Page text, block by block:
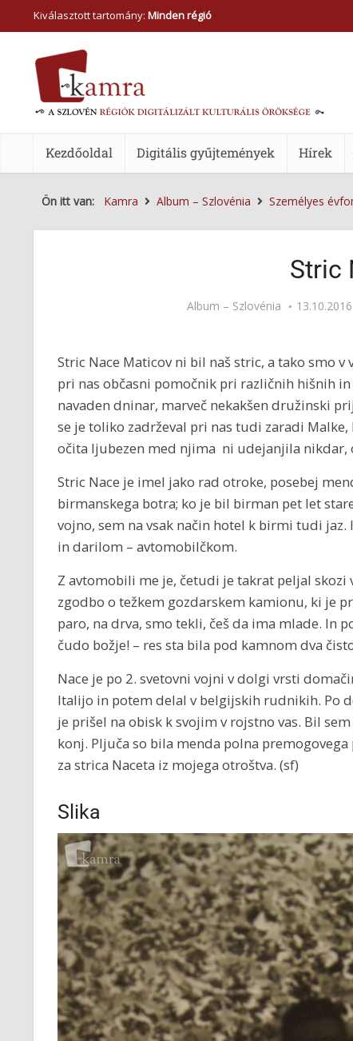
Kiválasztott tartomány: Minden régió
Kezdőoldal Digitális gyűjtemények Hírek
Ön itt van: Kamra Album – Szlovénia Személyes
Stric
Album – Szlovénia
Stric Nace Maticov ni bil naš stric, a tako smo
pri nas občasni pomočnik pri različnih hišnih
navaden dninar, marveč nekakšen družinski
se je toliko zadrževal pri nas tudi zaradi
očita ljubezen med njima ni udejanjila nikdar,
Stric Nace je imel jako rad otroke, posebej
birmanskega botra; ko je bil birman pet let
vojno, sem na vsak način hotel k birmi tudi
in darilom – avtomobilčkom.
Z avtomobili me je, četudi je takrat peljal skozi
zgodbo o težkem gozdarskem kamionu, ki je
paro, na drva, smo tekli, češ da ima mlade. In
čudo božje! – res sta bila pod kamnom dva
Nace je po 2. svetovni vojni v dolgi vrsti
Italijo in potem delal v belgijskih rudnikih. Po
je prišel na obisk k svojim v rojstno vas. Bil
konj. Pljuča so bila menda polna
za strica Naceta iz mojega otroštva. (sf)
Slika